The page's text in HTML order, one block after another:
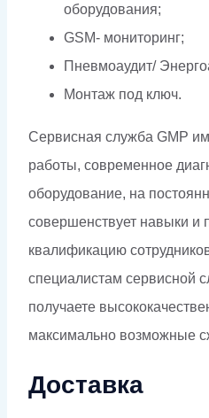
оборудования;
GSM- мониторинг;
Пневмоаудит/
Монтаж под ключ.
Сервисная служба GMP
работы, современное
оборудование, на
совершенствует навыки и
квалификацию
специалистам сервисной
получаете
максимально возможные
Доставка